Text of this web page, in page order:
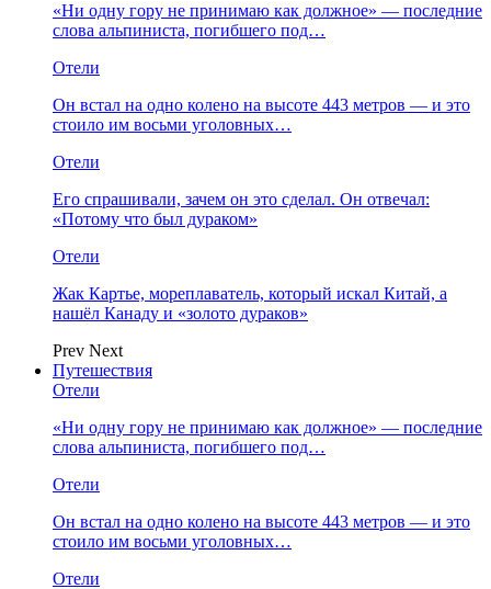
«Ни одну гору не принимаю как должное» — последние
слова альпиниста, погибшего под…
Отели
Он встал на одно колено на высоте 443 метров — и это
стоило им восьми уголовных…
Отели
Его спрашивали, зачем он это сделал. Он отвечал:
«Потому что был дураком»
Отели
Жак Картье, мореплаватель, который искал Китай, а
нашёл Канаду и «золото дураков»
Prev Next
Путешествия
Отели
«Ни одну гору не принимаю как должное» — последние
слова альпиниста, погибшего под…
Отели
Он встал на одно колено на высоте 443 метров — и это
стоило им восьми уголовных…
Отели